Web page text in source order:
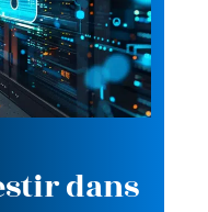
dans